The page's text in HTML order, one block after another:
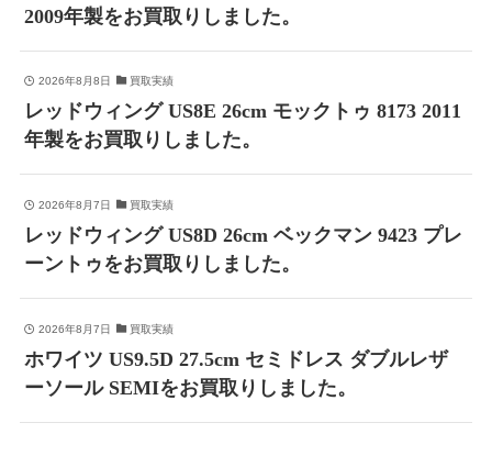
2009年製をお買取りしました。
2026年8月8日 買取実績
レッドウィング US8E 26cm モックトゥ 8173 2011
年製をお買取りしました。
2026年8月7日 買取実績
レッドウィング US8D 26cm ベックマン 9423 プレ
ーントゥをお買取りしました。
2026年8月7日 買取実績
ホワイツ US9.5D 27.5cm セミドレス ダブルレザ
ーソール SEMIをお買取りしました。